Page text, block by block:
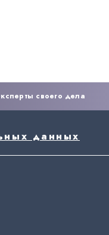
своего дела
данных